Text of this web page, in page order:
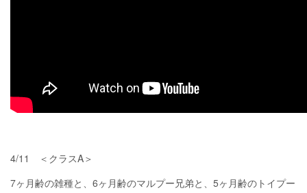
4/11 ＜クラスA＞
7ヶ月齢の雑種と、6ヶ月齢のマルプー兄弟と、5ヶ月齢のトイプー